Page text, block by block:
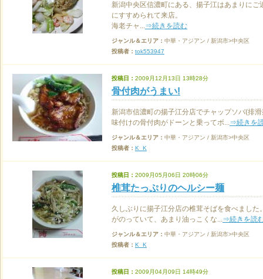
新潟中央区信濃町にある、揚子江はあまりに
にすすめられて来店。
海老チャ...⇒続きを読む
ジャンル＆エリア： 中華・アジアン / 新潟市>中央区
投稿者： tok553947
投稿日： 2009月12月13日 13時28分
骨付肉がうまい!
新潟市信濃町の揚子江分店でチャップソバ(排
味付けの骨付肉がドーンと乗ってボ...⇒続きを
ジャンル＆エリア： 中華・アジアン / 新潟市>中央区
投稿者： K_K
投稿日： 2009月05月06日 20時06分
椎茸たっぷりのヘルシー麺
久しぶりに揚子江分店の椎茸そばを食べまし
がのっていて、あまり油っこくな...⇒続きを読
ジャンル＆エリア： 中華・アジアン / 新潟市>中央区
投稿者： K_K
投稿日： 2009月04月09日 14時49分